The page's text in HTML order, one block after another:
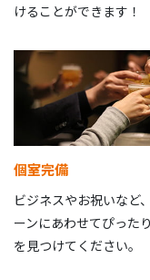
けることができます！
個室完備
ビジネスやお祝いなど
ーンにあわせてぴった
を見つけてください。